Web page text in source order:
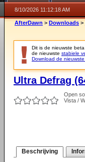
8/10/2026 11:12:18 AM
AfterDawn > Downloads >
Dit is de nieuwste
de nieuwste stabiele
Download de
Ultra Defrag
Open
Vista /
Beschrijving